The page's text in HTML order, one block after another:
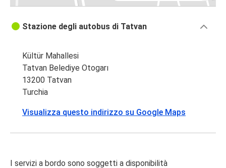
Stazione degli autobus di Tatvan
Kültür Mahallesi
Tatvan Belediye Otogarı
13200 Tatvan
Turchia
Visualizza questo indirizzo su Google Maps
I servizi a bordo sono soggetti a disponibilità